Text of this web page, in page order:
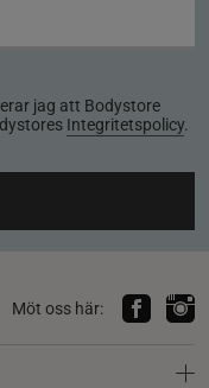
jag att Bodystore
Integritetspolicy.
Möt oss här: